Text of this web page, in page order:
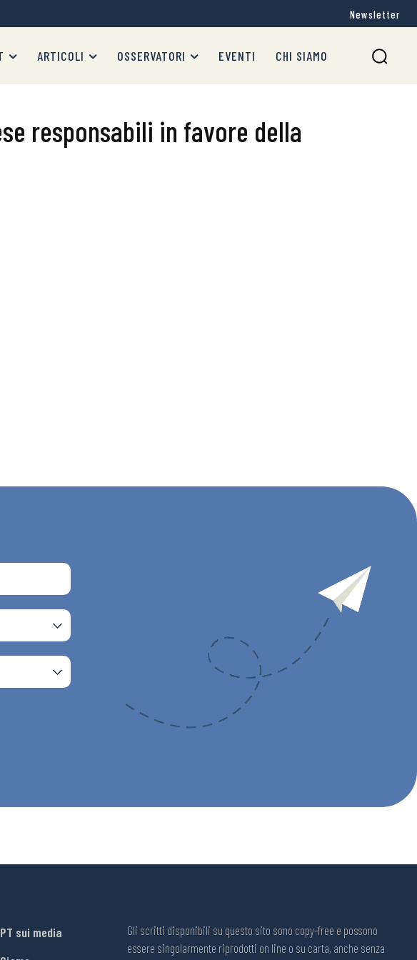
Newsletter
ARTICOLI OSSERVATORI EVENTI CHI SIAMO
responsabili in favore della
sui media
Gli scritti disponibili su questo sito sono copy-free e possono
essere singolarmente riprodotti on line o su carta, anche senza